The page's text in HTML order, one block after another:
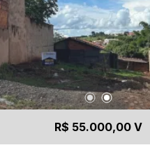
R$ 55.000,00 V